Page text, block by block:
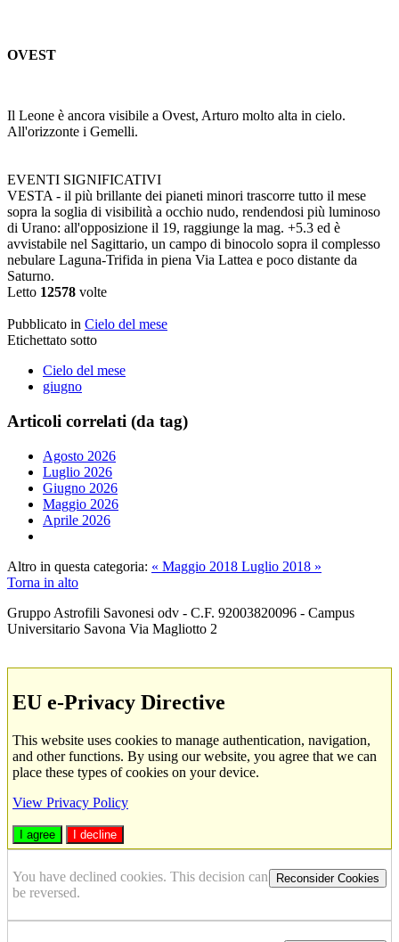
OVEST
Il Leone è ancora visibile a Ovest, Arturo molto alta in cielo.
All'orizzonte i Gemelli.
EVENTI SIGNIFICATIVI
VESTA - il più brillante dei pianeti minori trascorre tutto il mese
sopra la soglia di visibilità a occhio nudo, rendendosi più luminoso
di Urano: all'opposizione il 19, raggiunge la mag. +5.3 ed è
avvistabile nel Sagittario, un campo di binocolo sopra il complesso
nebulare Laguna-Trifida in piena Via Lattea e poco distante da
Saturno.
Letto 12578 volte
Pubblicato in Cielo del mese
Etichettato sotto
Cielo del mese
giugno
Articoli correlati (da tag)
Agosto 2026
Luglio 2026
Giugno 2026
Maggio 2026
Aprile 2026
Altro in questa categoria: « Maggio 2018 Luglio 2018 »
Torna in alto
Gruppo Astrofili Savonesi odv - C.F. 92003820096 - Campus
Universitario Savona Via Magliotto 2
EU e-Privacy Directive
This website uses cookies to manage authentication, navigation,
and other functions. By using our website, you agree that we can
place these types of cookies on your device.
View Privacy Policy
I agree I decline
Reconsider Cookies
You have declined cookies. This decision can
be reversed.